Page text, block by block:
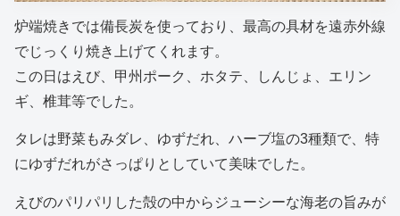
炉端焼きでは備長炭を使っており、最高の具材を遠赤外線
でじっくり焼き上げてくれます。
この日はえび、甲州ポーク、ホタテ、しんじょ、エリン
ギ、椎茸等でした。
タレは野菜もみダレ、ゆずだれ、ハーブ塩の3種類で、特
にゆずだれがさっぱりとしていて美味でした。
えびのパリパリした殻の中からジューシーな海老の旨みが